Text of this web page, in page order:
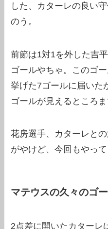
した、カターレの良い
のう。
前節は1対1を外した吉
ゴールやちゃ。このゴ
挙げた7ゴールに届いた
ゴールが見えるところま
花房選手、カターレと
がやけど、今回もやって
マテウスの久々のゴ
2点差に開いたカターレ